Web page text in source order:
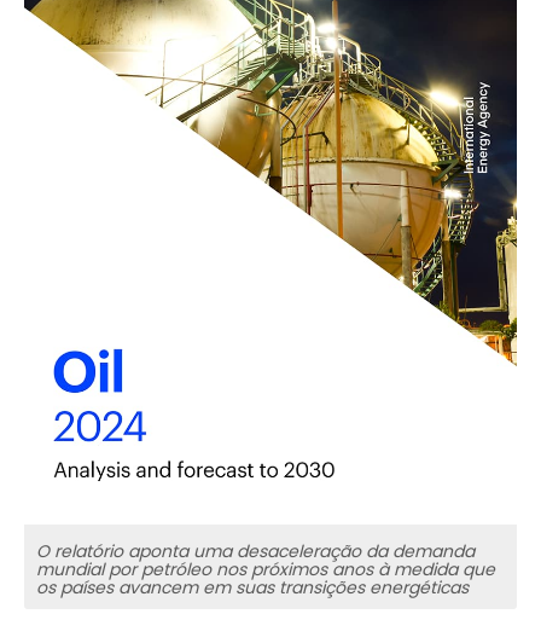
O relatório aponta uma desaceleração da demanda
mundial por petróleo nos próximos anos à medida que
os países avancem em suas transições energéticas